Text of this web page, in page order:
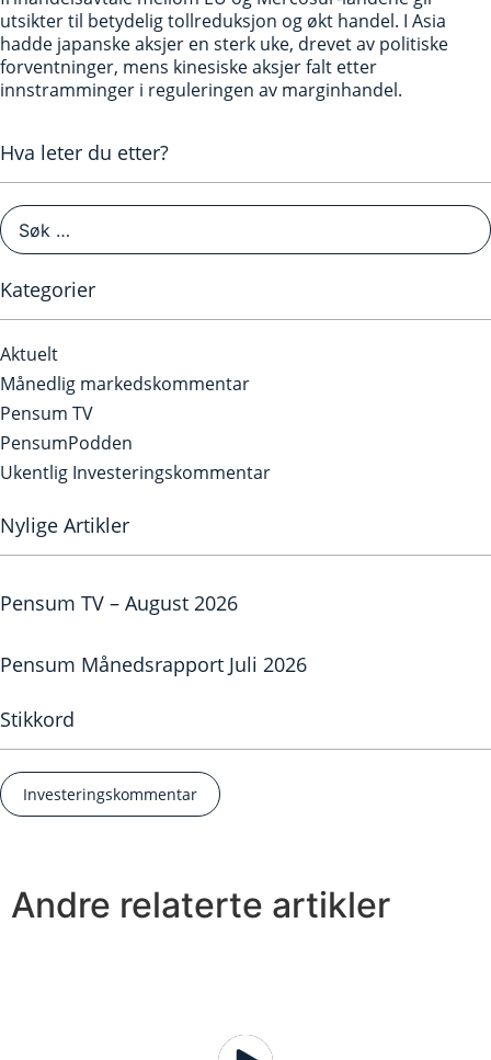
utsikter til betydelig tollreduksjon og økt handel. I Asia
hadde japanske aksjer en sterk uke, drevet av politiske
forventninger, mens kinesiske aksjer falt etter
innstramminger i reguleringen av marginhandel.
Hva leter du etter?
Kategorier
Aktuelt
Månedlig markedskommentar
Pensum TV
PensumPodden
Ukentlig Investeringskommentar
Nylige Artikler
Pensum TV – August 2026
Pensum Månedsrapport Juli 2026
Stikkord
Investeringskommentar
Andre relaterte artikler